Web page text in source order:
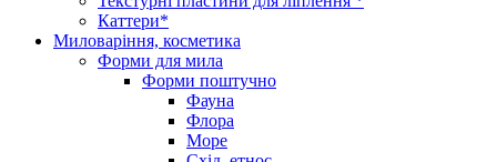
Каттери*
Миловаріння, косметика
Форми для мила
Форми поштучно
Фауна
Флора
Море